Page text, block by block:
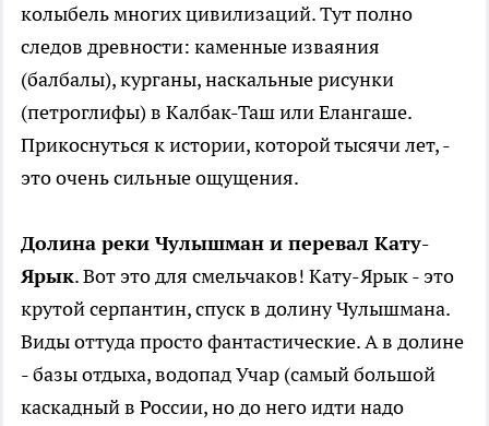
колыбель многих цивилизаций. Тут полно
следов древности: каменные изваяния
(балбалы), курганы, наскальные рисунки
(петроглифы) в Калбак-Таш или Елангаше.
Прикоснуться к истории, которой тысячи лет, -
это очень сильные ощущения.
Долина реки Чулышман и перевал Кату-
Ярык. Вот это для смельчаков! Кату-Ярык - это
крутой серпантин, спуск в долину Чулышмана.
Виды оттуда просто фантастические. А в долине
- базы отдыха, водопад Учар (самый большой
каскадный в России, но до него идти надо